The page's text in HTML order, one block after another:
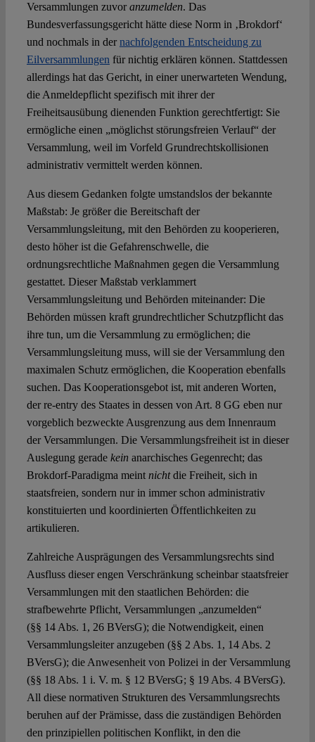
Versammlungen zuvoranzumelden. Das
Bundesverfassungsgericht hätte diese Norm in ‚Brokdorf‘
und nochmals in dernachfolgenden Entscheidung zu
Eilversammlungen für nichtig erklären können. Stattdessen
allerdings hat das Gericht, in einer unerwarteten Wendung,
die Anmeldepflicht spezifisch mit ihrer der
Freiheitsausübung dienenden Funktion gerechtfertigt: Sie
ermögliche einen „möglichst störungsfreien Verlauf“ der
Versammlung, weil im Vorfeld Grundrechtskollisionen
administrativ vermittelt werden können.
Aus diesem Gedanken folgte umstandslos der bekannte
Maßstab: Je größer die Bereitschaft der
Versammlungsleitung, mit den Behörden zu kooperieren,
desto höher ist die Gefahrenschwelle, die
ordnungsrechtliche Maßnahmen gegen die Versammlung
gestattet. Dieser Maßstab verklammert
Versammlungsleitung und Behörden miteinander: Die
Behörden müssen kraft grundrechtlicher Schutzpflicht das
ihre tun, um die Versammlung zu ermöglichen; die
Versammlungsleitung muss, will sie der Versammlung den
maximalen Schutz ermöglichen, die Kooperation ebenfalls
suchen. Das Kooperationsgebot ist, mit anderen Worten,
der re-entry des Staates in dessen von Art. 8 GG eben nur
vorgeblich bezweckte Ausgrenzung aus dem Innenraum
der Versammlungen. Die Versammlungsfreiheit ist in dieser
Auslegung gerade kein anarchisches Gegenrecht; das
Brokdorf-Paradigma meint nichtdie Freiheit, sich in
staatsfreien, sondern nur in immer schon administrativ
konstituierten und koordinierten Öffentlichkeiten zu
artikulieren.
Zahlreiche Ausprägungen des Versammlungsrechts sind
Ausfluss dieser engen Verschränkung scheinbar staatsfreier
Versammlungen mit den staatlichen Behörden: die
strafbewehrte Pflicht, Versammlungen „anzumelden“
(§§ 14 Abs. 1, 26 BVersG); die Notwendigkeit, einen
Versammlungsleiter anzugeben (§§ 2 Abs. 1, 14 Abs. 2
BVersG); die Anwesenheit von Polizei in der Versammlung
(§§ 18 Abs. 1 i. V. m. § 12 BVersG; § 19 Abs. 4 BVersG).
All diese normativen Strukturen des Versammlungsrechts
beruhen auf der Prämisse, dass die zuständigen Behörden
den prinzipiellen politischen Konflikt, in den die